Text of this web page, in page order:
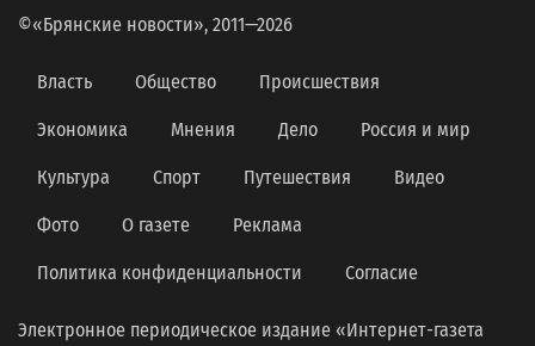
©«Брянские новости», 2011—2026
Власть Общество Происшествия
Экономика Мнения Дело Россия и мир
Культура Спорт Путешествия Видео
Фото О газете Реклама
Политика конфиденциальности Согласие
Электронное периодическое издание «Интернет-газета